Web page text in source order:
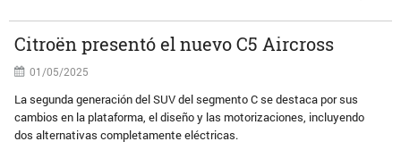
Citroën presentó el nuevo C5 Aircross
01/05/2025
La segunda generación del SUV del segmento C se destaca por sus
cambios en la plataforma, el diseño y las motorizaciones, incluyendo
dos alternativas completamente eléctricas.